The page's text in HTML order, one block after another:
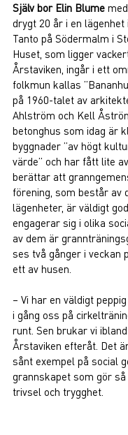
Själv bor Elin Blume
drygt 20 år i en lägenhet i
Tanto på Södermalm i
Huset, som ligger
Årstaviken, ingår i ett
folkmun kallas
på 1960-talet av
Ahlström och Kell
betonghus som idag är
byggnader ”av högt
värde” och har fått lite
berättar att
förening, som består av
lägenheter, är väldigt
engagerar sig i olika
av dem är
ses två gånger i veckan
ett av husen.
– Vi har en väldigt
i gång oss på
runt. Sen brukar vi
Årstaviken efteråt. Det
sånt exempel på social
grannskapet som gör
trivsel och trygghet.